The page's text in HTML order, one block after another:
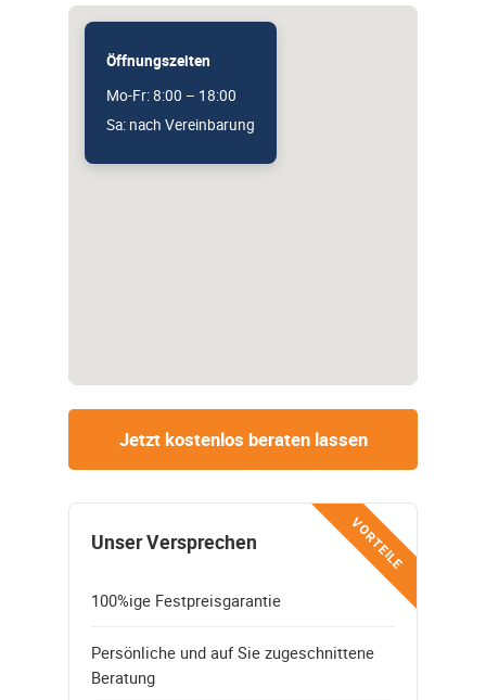
Öffnungszeiten
Mo-Fr: 8:00 – 18:00
Sa: nach Vereinbarung
Jetzt kostenlos beraten lassen
VORTEILE
Unser Versprechen
100%ige Festpreisgarantie
Persönliche und auf Sie zugeschnittene
Beratung